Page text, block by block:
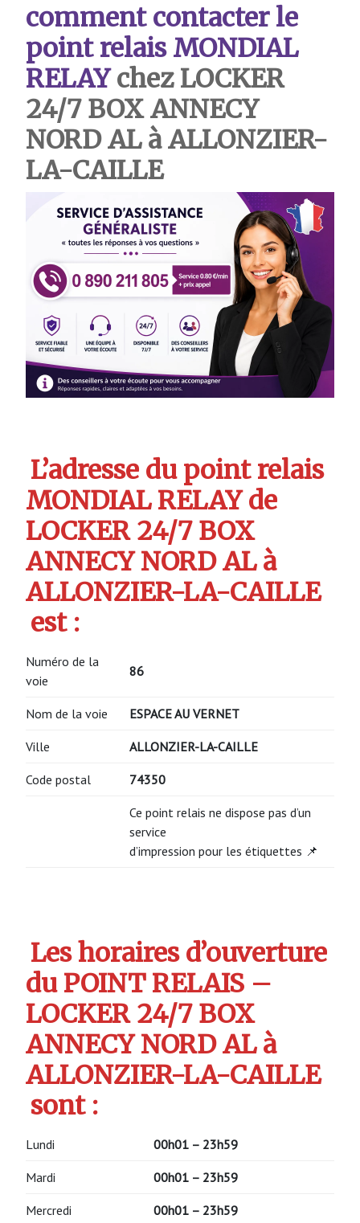
comment contacter le
point relais MONDIAL
RELAYchez LOCKER
24/7 BOX ANNECY
NORD AL à ALLONZIER-
LA-CAILLE
L’adresse du point relais
MONDIAL RELAY de
LOCKER 24/7 BOX
ANNECY NORD AL à
ALLONZIER-LA-CAILLE
est :
Numéro de la
voie
86
Nom de la voie ESPACE AU VERNET
Ville ALLONZIER-LA-CAILLE
Code postal 74350
Ce point relais ne dispose pas d’un
service
d’impression pour les étiquettes 📌
Les horaires d’ouverture
du POINT RELAIS –
LOCKER 24/7 BOX
ANNECY NORD AL à
ALLONZIER-LA-CAILLE
sont :
Lundi 00h01 – 23h59
Mardi 00h01 – 23h59
Mercredi 00h01 – 23h59